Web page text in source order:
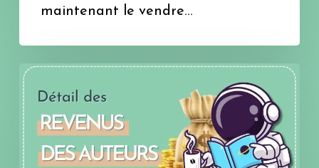
maintenant le vendre…
Qui
gagne
le
plus